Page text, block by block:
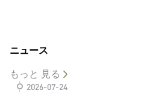
ニュース
もっと 見る
2026-07-24